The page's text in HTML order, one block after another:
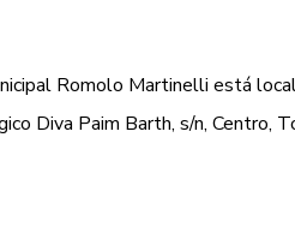
Romolo Martinelli está
Diva Paim Barth, s/n, Centro,